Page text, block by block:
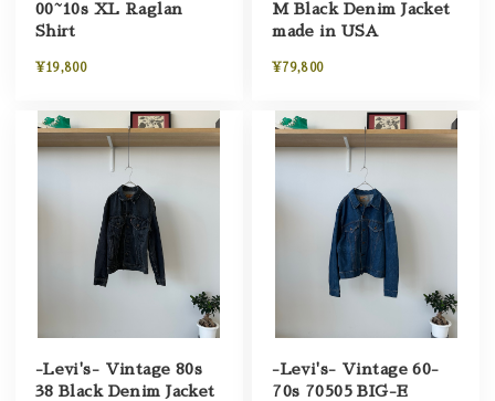
00~10s XL Raglan
Shirt
¥19,800
M Black Denim Jacket
made in USA
¥79,800
-Levi's- Vintage 80s
38 Black Denim Jacket
-Levi's- Vintage 60-
70s 70505 BIG-E